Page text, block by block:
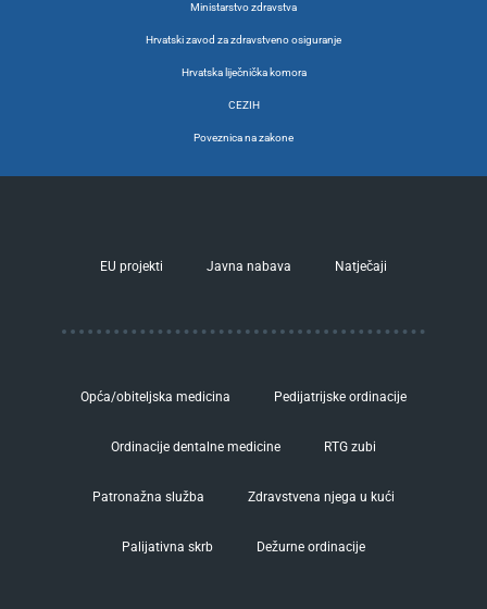
Ministarstvo zdravstva
Hrvatski zavod za zdravstveno osiguranje
Hrvatska liječnička komora
CEZIH
Poveznica na zakone
EU projekti Javna nabava Natječaji
Opća/obiteljska medicina Pedijatrijske ordinacije
Ordinacije dentalne medicine RTG zubi
Patronažna služba Zdravstvena njega u kući
Palijativna skrb Dežurne ordinacije